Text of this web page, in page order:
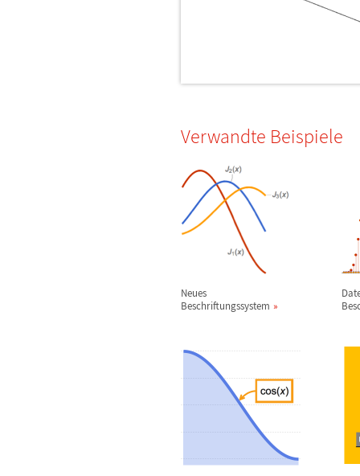
Verwandte Beispiele
Neues
Beschriftungssystem